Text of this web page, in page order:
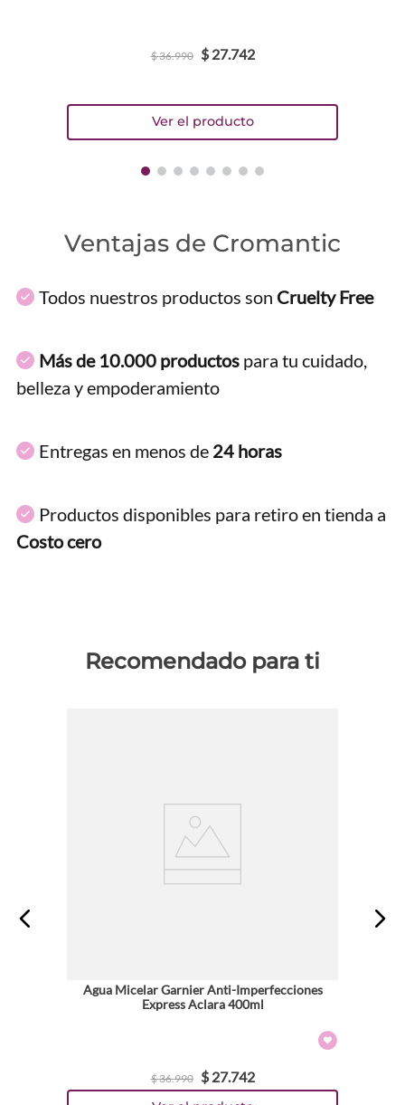
$36.990 $ 27.742
Ventajas de Cromantic
Todos nuestros productos son Cruelty Free
Más de 10.000 productos para tu cuidado,
belleza y empoderamiento
Entregas en menos de 24 horas
Productos disponibles para retiro en tienda a
Costo cero
Recomendado para ti
Agua Micelar Garnier Anti-Imperfecciones
Express Aclara 400ml
$36.990 $ 27.742